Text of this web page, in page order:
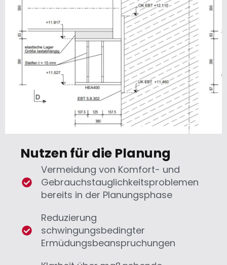
Nutzen für die Planung
Vermeidung von Komfort- und
Gebrauchstauglichkeitsproblemen
bereits in der Planungsphase
Reduzierung
schwingungsbedingter
Ermüdungsbeanspruchungen